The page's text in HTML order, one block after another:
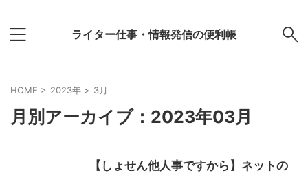
ライター仕事・情報発信の便利帳
HOME > 2023年 > 3月
月別アーカイブ：2023年03月
【しょせん他人事ですから】ネットの